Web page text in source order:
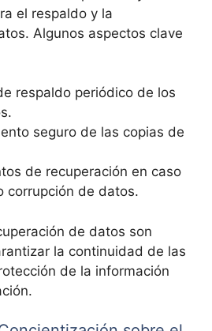
el respaldo y la
Algunos aspectos clave
respaldo periódico de los
seguro de las copias de
de recuperación en caso
corrupción de datos.
de datos son
la continuidad de las
de la información